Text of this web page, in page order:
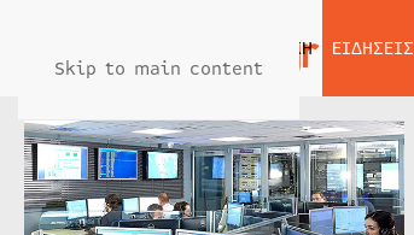
Skip to main content
ΑΡΧΙΚΗ ΕΙΔΗΣΕΙΣ